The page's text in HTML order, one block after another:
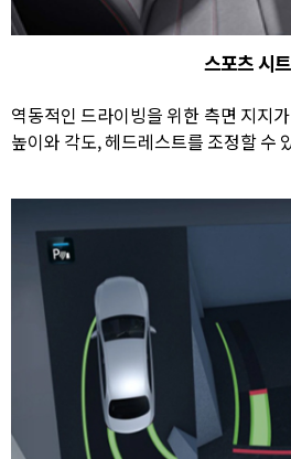
스포츠 시트
역동적인 드라이빙을 위한 측면 지지
높이와 각도, 헤드레스트를 조정할 수